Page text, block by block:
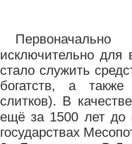
исключительно для
стало служить
богатств, а
слитков). В
ещё за 1500 лет до
государствах